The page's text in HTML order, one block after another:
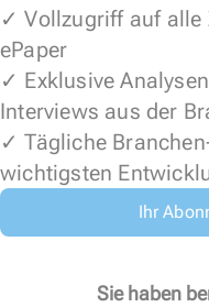
✓ Vollzugriff auf alle
ePaper
✓ Exklusive
Interviews aus der
✓ Tägliche
wichtigsten
Ihr
Sie haben